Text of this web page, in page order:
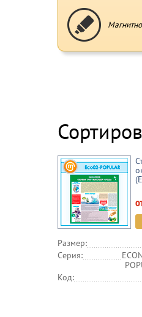
Размер:
Серия:
Код: